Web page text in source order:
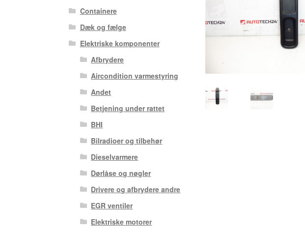
Containere
Dæk og fælge
Elektriske komponenter
Afbrydere
Aircondition varmestyring
Andet
Betjening under rattet
BHI
Bilradioer og tilbehør
Dieselvarmere
Dørlåse og nøgler
Drivere og afbrydere andre
EGR ventiler
Elektriske motorer